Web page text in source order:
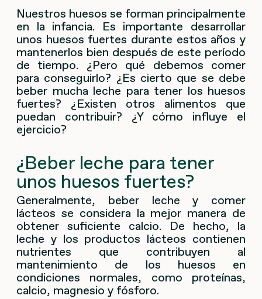
Nuestros huesos se forman principalmente
en la infancia. Es importante desarrollar
unos huesos fuertes durante estos años y
mantenerlos bien después de este período
de tiempo. ¿Pero qué debemos comer
para conseguirlo? ¿Es cierto que se debe
beber mucha leche para tener los huesos
fuertes? ¿Existen otros alimentos que
puedan contribuir? ¿Y cómo influye el
ejercicio?
¿Beber leche para tener
unos huesos fuertes?
Generalmente, beber leche y comer
lácteos se considera la mejor manera de
obtener suficiente calcio. De hecho, la
leche y los productos lácteos contienen
nutrientes que contribuyen al
mantenimiento de los huesos en
condiciones normales, como proteínas,
calcio, magnesio y fósforo.